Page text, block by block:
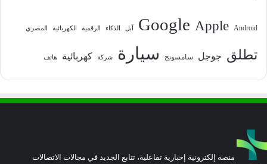
Android
Apple
Google آبل الذكاء الرقمية الكهربائية المصري
تطلق جوجل سامسونج سيارة شركة كهربائية هاتف
منصة إلكترونية إخبارية تفاعلية، تتابع الجديد في مجالات الاتصالات